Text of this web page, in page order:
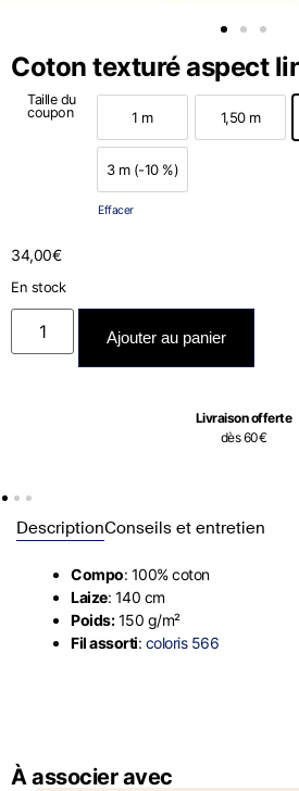
Coton texturé aspect
Taille du
coupon
1 m 1,50 m
3 m (-10 %)
3 m (-10 %)
Effacer
34,00€
En stock
Ajouter au panier
Livraison offerte
dès 60€
DescriptionConseils et entretien
Compo: 100% coton
Laize: 140 cm
Poids:150 g/m²
Fil assorti: coloris 566
À associer avec